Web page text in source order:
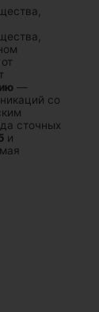
—
со
сточных
и